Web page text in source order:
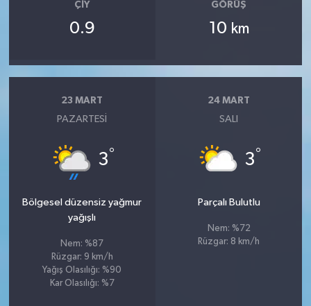
ÇIY
0.9
GÖRÜŞ
10 km
23 MART
PAZARTESI
3°
Bölgesel düzensiz yağmur
yağışlı
Nem: %87
Rüzgar: 9 km/h
Yağış Olasılığı: %90
Kar Olasılığı: %7
24 MART
SALI
3°
Parçalı Bulutlu
Nem: %72
Rüzgar: 8 km/h